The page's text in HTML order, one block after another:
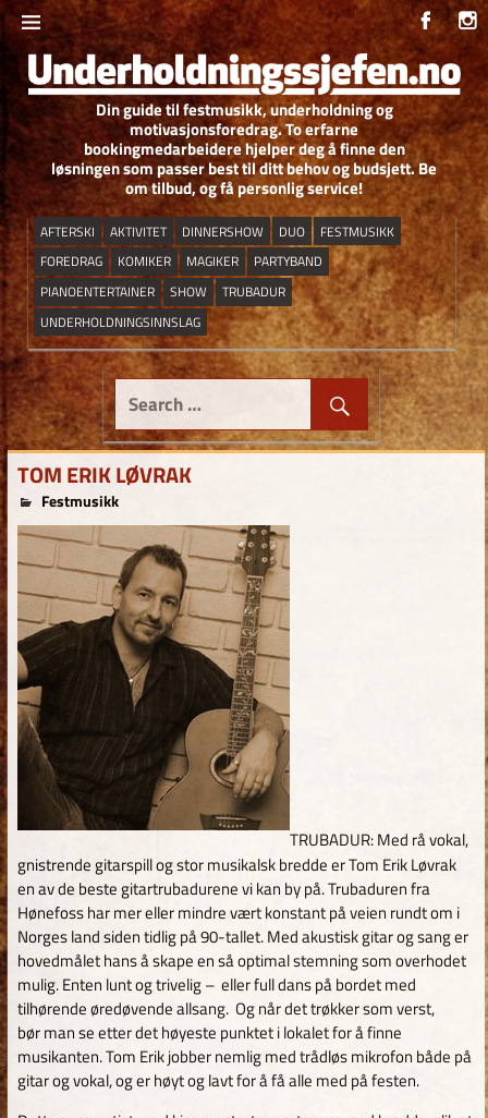
Skip
to
content
Din guide til festmusikk, underholdning og
motivasjonsforedrag. To erfarne
bookingmedarbeidere hjelper deg å finne den
løsningen som passer best til ditt behov og budsjett. Be
om tilbud, og få personlig service!
AFTERSKI AKTIVITET DINNERSHOW DUO
FESTMUSIKK
FOREDRAG
KOMIKER MAGIKER
PARTYBAND
PIANOENTERTAINER
SHOW
TRUBADUR
UNDERHOLDNINGSINNSLAG
TOM ERIK LØVRAK
6. mars 2019
tom
Festmusikk
TRUBADUR: Med rå vokal,
gnistrende gitarspill og stor musikalsk bredde er Tom Erik Løvrak
en av de beste gitartrubadurene vi kan by på. Trubaduren fra
Hønefoss har mer eller mindre vært konstant på veien rundt om i
Norges land siden tidlig på 90-tallet. Med akustisk gitar og sang er
hovedmålet hans å skape en så optimal stemning som overhodet
mulig. Enten lunt og trivelig – eller full dans på bordet med
tilhørende øredøvende allsang. Og når det trøkker som verst,
bør man se etter det høyeste punktet i lokalet for å finne
musikanten. Tom Erik jobber nemlig med trådløs mikrofon både på
gitar og vokal, og er høyt og lavt for å få alle med på festen.